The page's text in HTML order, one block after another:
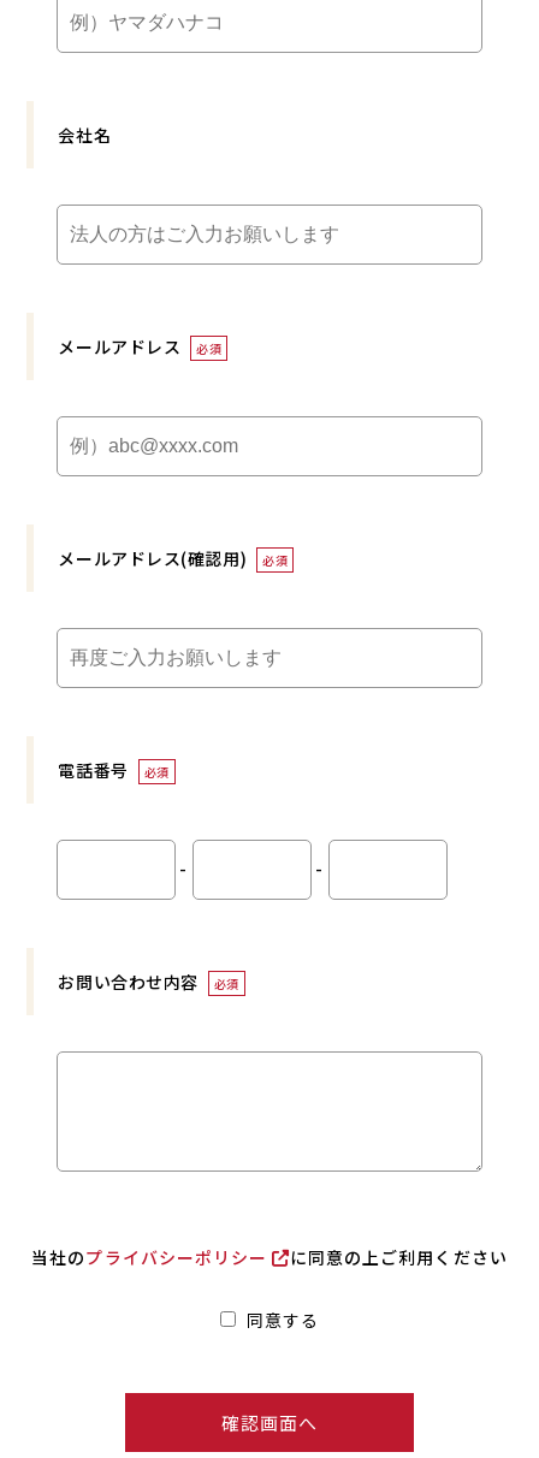
会社名
メールアドレス 必須
メールアドレス(確認用) 必須
電話番号 必須
- -
お問い合わせ内容 必須
当社のプライバシーポリシー に同意の上ご利用ください
同意する